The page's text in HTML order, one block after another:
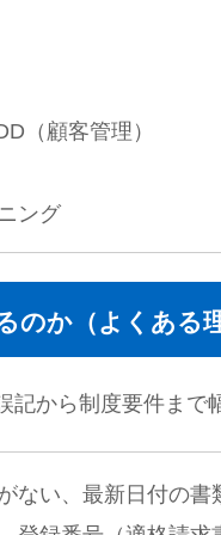
（顧客管理）
ング
のか（よくある理
から制度要件まで
ない、最新日付の書